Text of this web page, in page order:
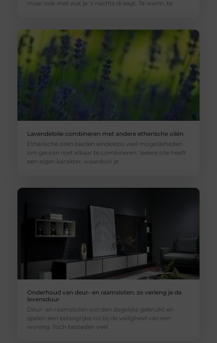
maar ook met wat je ’s nachts draagt. Te warm, te
Lavendelolie combineren met andere etherische oliën
Etherische oliën bieden eindeloos veel mogelijkheden
om geuren met elkaar te combineren. Iedere olie heeft
een eigen karakter, waardoor je
Onderhoud van deur- en raamsloten: zo verleng je de
levensduur
Deur- en raamsloten worden dagelijks gebruikt en
spelen een belangrijke rol bij de veiligheid van een
woning. Toch besteden veel